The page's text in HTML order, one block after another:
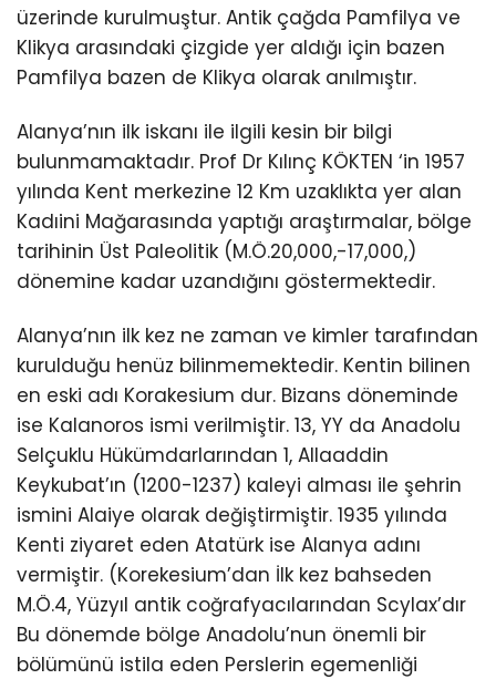
üzerinde kurulmuştur. Antik çağda Pamfilya ve
Klikya arasındaki çizgide yer aldığı için bazen
Pamfilya bazen de Klikya olarak anılmıştır.
Alanya’nın ilk iskanı ile ilgili kesin bir bilgi
bulunmamaktadır. Prof Dr Kılınç KÖKTEN ‘in 1957
yılında Kent merkezine 12 Km uzaklıkta yer alan
Kadıini Mağarasında yaptığı araştırmalar, bölge
tarihinin Üst Paleolitik (M.Ö.20,000,-17,000,)
dönemine kadar uzandığını göstermektedir.
Alanya’nın ilk kez ne zaman ve kimler tarafından
kurulduğu henüz bilinmemektedir. Kentin bilinen
en eski adı Korakesium dur. Bizans döneminde
ise Kalanoros ismi verilmiştir. 13, YY da Anadolu
Selçuklu Hükümdarlarından 1, Allaaddin
Keykubat’ın (1200-1237) kaleyi alması ile şehrin
ismini Alaiye olarak değiştirmiştir. 1935 yılında
Kenti ziyaret eden Atatürk ise Alanya adını
vermiştir. (Korekesium’dan İlk kez bahseden
M.Ö.4, Yüzyıl antik coğrafyacılarından Scylax’dır
Bu dönemde bölge Anadolu’nun önemli bir
bölümünü istila eden Perslerin egemenliği